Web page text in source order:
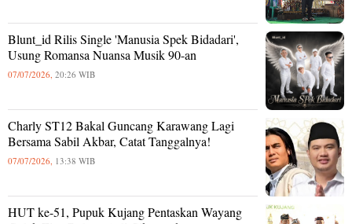
Blunt_id Rilis Single 'Manusia Spek Bidadari',
Usung Romansa Nuansa Musik 90-an
07/07/2026, 20:26 WIB
Charly ST12 Bakal Guncang Karawang Lagi
Bersama Sabil Akbar, Catat Tanggalnya!
07/07/2026, 13:38 WIB
HUT ke-51, Pupuk Kujang Pentaskan Wayang